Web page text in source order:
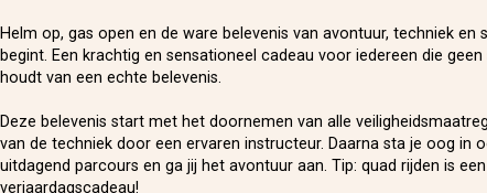
Helm op, gas open en de ware belevenis van avontuur, techniek en
begint. Een krachtig en sensationeel cadeau voor iedereen die
houdt van een echte belevenis.
Deze belevenis start met het doornemen van alle
van de techniek door een ervaren instructeur. Daarna sta je oog in
uitdagend parcours en ga jij het avontuur aan. Tip: quad rijden is
verjaardagscadeau!